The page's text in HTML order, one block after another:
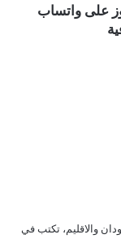
على واتساب
والاقليم، تكتب في